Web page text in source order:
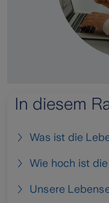
In diesem
Was ist die
Wie hoch ist
Unsere